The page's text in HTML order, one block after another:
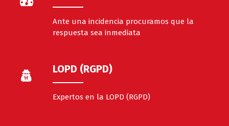
Ante una incidencia procuramos que la
respuesta sea inmediata
LOPD (RGPD)
Expertos en la LOPD (RGPD)